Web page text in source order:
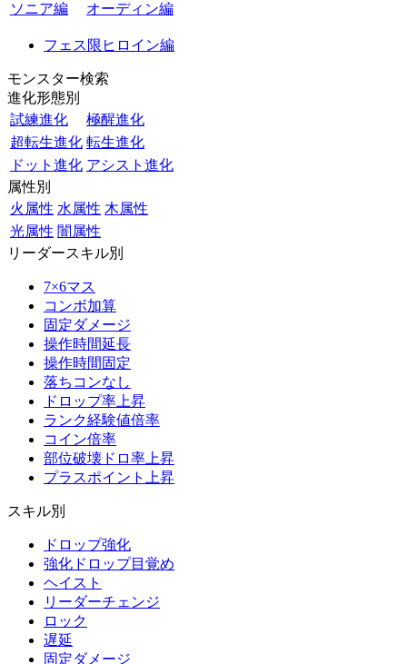
ソニア編
オーディン編
フェス限ヒロイン編
モンスター検索
進化形態別
試練進化
極醒進化
超転生進化 転生進化
ドット進化 アシスト進化
属性別
火属性 水属性 木属性
光属性 闇属性
リーダースキル別
7×6マス
コンボ加算
固定ダメージ
操作時間延長
操作時間固定
落ちコンなし
ドロップ率上昇
ランク経験値倍率
コイン倍率
部位破壊ドロ率上昇
プラスポイント上昇
スキル別
ドロップ強化
強化ドロップ目覚め
ヘイスト
リーダーチェンジ
ロック
遅延
固定ダメージ